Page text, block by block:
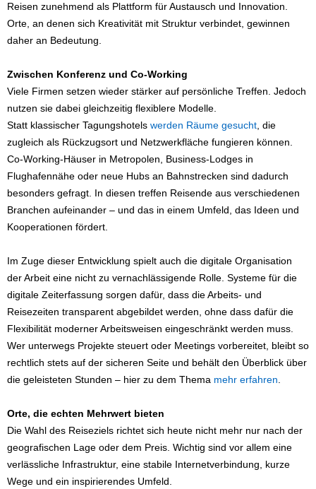
Reisen zunehmend als Plattform für Austausch und Innovation.
Orte, an denen sich Kreativität mit Struktur verbindet, gewinnen
daher an Bedeutung.
Zwischen Konferenz und Co-Working
Viele Firmen setzen wieder stärker auf persönliche Treffen. Jedoch
nutzen sie dabei gleichzeitig flexiblere Modelle.
Statt klassischer Tagungshotels werden Räume gesucht , die
zugleich als Rückzugsort und Netzwerkfläche fungieren können.
Co-Working-Häuser in Metropolen, Business-Lodges in
Flughafennähe oder neue Hubs an Bahnstrecken sind dadurch
besonders gefragt. In diesen treffen Reisende aus verschiedenen
Branchen aufeinander – und das in einem Umfeld, das Ideen und
Kooperationen fördert.
Im Zuge dieser Entwicklung spielt auch die digitale Organisation
der Arbeit eine nicht zu vernachlässigende Rolle. Systeme für die
digitale Zeiterfassung sorgen dafür, dass die Arbeits- und
Reisezeiten transparent abgebildet werden, ohne dass dafür die
Flexibilität moderner Arbeitsweisen eingeschränkt werden muss.
Wer unterwegs Projekte steuert oder Meetings vorbereitet, bleibt so
rechtlich stets auf der sicheren Seite und behält den Überblick über
die geleisteten Stunden – hier zu dem Thema mehr erfahren
Orte, die echten Mehrwert bieten
Die Wahl des Reiseziels richtet sich heute nicht mehr nur nach der
geografischen Lage oder dem Preis. Wichtig sind vor allem eine
verlässliche Infrastruktur, eine stabile Internetverbindung, kurze
Wege und ein inspirierendes Umfeld.